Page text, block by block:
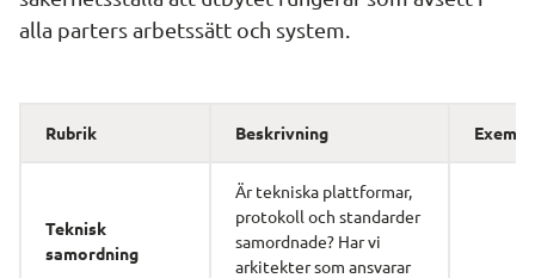
alla parters arbetssätt och system.
Rubrik Beskrivning
Teknisk
samordning
Är tekniska plattformar,
protokoll och standarder
samordnade? Har vi
arkitekter som ansvarar